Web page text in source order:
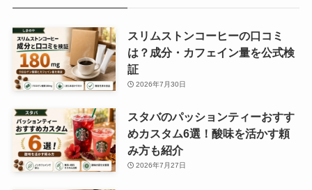
スリムストンコーヒーの口コミ
は？成分・カフェイン量を公式検
証
2026年7月30日
スタバのパッションティーおすす
めカスタム6選！酸味を活かす頼
み方も紹介
2026年7月27日